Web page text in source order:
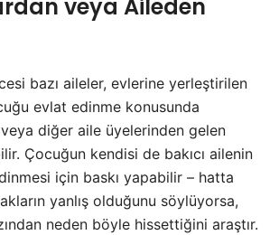
veya Aileden
bazı aileler, evlerine yerleştirilen
evlat edinme konusunda
diğer aile üyelerinden gelen
Çocuğun kendisi de bakıcı ailenin
için baskı yapabilir – hatta
yanlış olduğunu söylüyorsa,
neden böyle hissettiğini araştır.